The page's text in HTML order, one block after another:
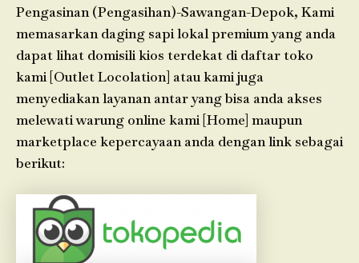
Pengasinan (Pengasihan)-Sawangan-Depok, Kami
memasarkan daging sapi lokal premium yang anda
dapat lihat domisili kios terdekat di daftar toko
kami [Outlet Locolation] atau kami juga
menyediakan layanan antar yang bisa anda akses
melewati warung online kami [Home] maupun
marketplace kepercayaan anda dengan link sebagai
berikut: